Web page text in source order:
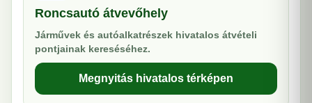
Roncsautó átvevőhely
Járművek és autóalkatrészek hivatalos átvételi
pontjainak kereséséhez.
Megnyitás hivatalos térképen